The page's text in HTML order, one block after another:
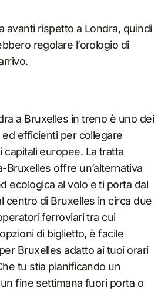
avanti rispetto a Londra, quindi
regolare l’orologio di
a Bruxelles in treno è uno dei
efficienti per collegare
capitali europee. La tratta
Bruxelles offre un’alternativa
ecologica al volo e ti porta dal
centro di Bruxelles in circa due
ferroviari tra cui
di biglietto, è facile
Bruxelles adatto ai tuoi orari
tu stia pianificando un
fine settimana fuori porta o